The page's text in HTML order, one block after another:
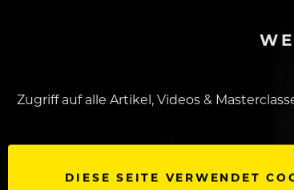
Zugriff auf alle Artikel, Videos &
DIESE SEITE VERWENDET